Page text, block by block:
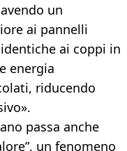
un
ai pannelli
ai coppi in
energia
riducendo
passa anche
un fenomeno